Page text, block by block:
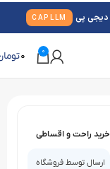
0
0
خرید راحت و اقساطی
ارسال توسط فروشگاه
CAPLLM